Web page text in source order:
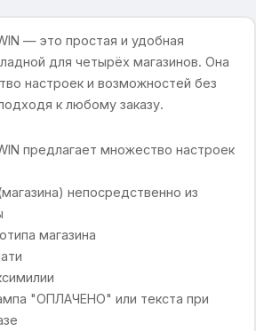
— это простая и удобная
для четырёх магазинов. Она
настроек и возможностей без
к любому заказу.
предлагает множество настроек
непосредственно из
магазина
"ОПЛАЧЕНО" или текста при